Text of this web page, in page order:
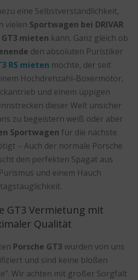
eine Selbstverständlichkeit,
vielen Sportwagen bei DRIVAR
GT3 mieten kann. Ganz gleich ob
den absoluten Puristiker
RS mieten möchte, der seit
Hochdrehzahl-Boxermotor,
und einem üppigen
dieser Welt unsicher
zu begeistern weiß oder aber
Sportwagen für die nächste
– Auch der normale Porsche
den perfekten Spagat aus
und einem Hauch
GT3 Vermietung mit
Qualität
Porsche GT3 wurden von uns
und sind keine bloßen
Wir achten mit großer Sorgfalt